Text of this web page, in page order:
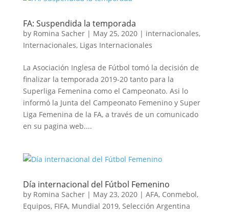
FA: Suspendida la temporada
by Romina Sacher| May 25, 2020| internacionales,
Internacionales, Ligas Internacionales
La Asociación Inglesa de Fútbol tomó la decisión de
finalizar la temporada 2019-20 tanto para la
Superliga Femenina como el Campeonato. Asi lo
informó la Junta del Campeonato Femenino y Super
Liga Femenina de la FA, a través de un comunicado
en su pagina web....
Día internacional del Fútbol Femenino
by Romina Sacher| May 23, 2020| AFA, Conmebol,
Equipos, FIFA, Mundial 2019, Selección Argentina